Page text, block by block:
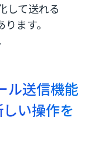
して送れる
ます。
ル送信機能
い操作を